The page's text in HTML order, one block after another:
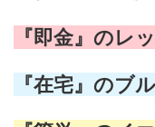
『即金』のレ
『在宅』のブ